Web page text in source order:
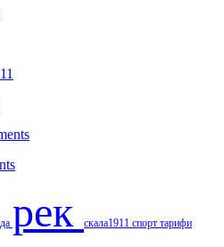
рек скала1911 спорт тарифи